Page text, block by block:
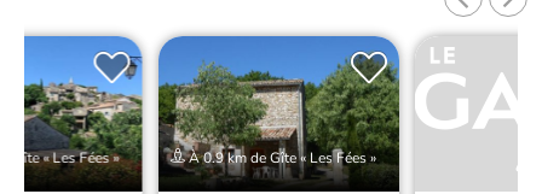
Gîte « Les Fées » À 0.9 km de Gîte « Les Fées »